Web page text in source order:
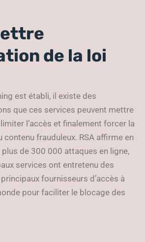
de la loi
est établi, il existe des
que ces services peuvent mettre
l’accès et finalement forcer la
contenu frauduleux. RSA affirme en
de 300 000 attaques en ligne,
services ont entretenu des
fournisseurs d’accès à
pour faciliter le blocage des